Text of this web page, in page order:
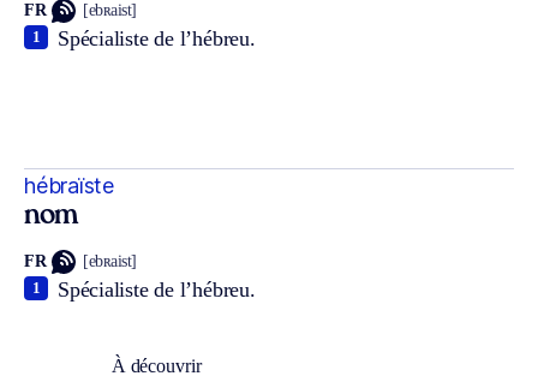
FR [ebʀaist]
Spécialiste de l’hébreu.
1
hébraïste
nom
FR [ebʀaist]
Spécialiste de l’hébreu.
1
À découvrir